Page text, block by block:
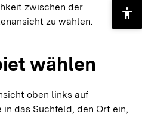
zwischen der
zu wählen.
wählen
oben links auf
das Suchfeld, den Ort ein,
accessibility